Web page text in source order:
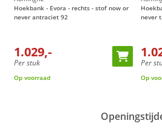
Hoekbank - Evora - rechts - stof now or
never antraciet 92
1.029,-
Per stuk
Op voorraad
never
Per
Op